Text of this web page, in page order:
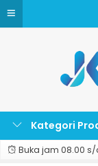
Kategori
Buka jam 08.00